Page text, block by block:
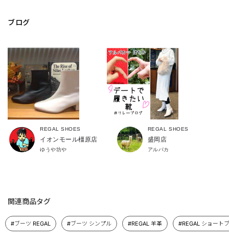
ブログ
REGAL SHOES
イオンモール橿原店
ゆうや坊や
REGAL SHOES
盛岡店
アルパカ
関連商品タグ
#ブーツ REGAL #ブーツ シンプル #REGAL 羊革 #REGAL ショート